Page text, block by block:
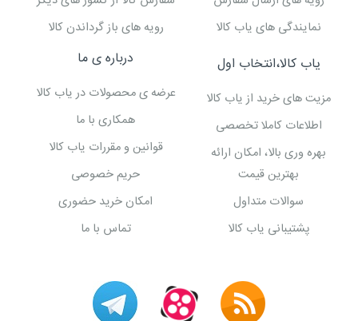
نمایندگی های یاب کالا
رویه های باز گرداندن کالا
یاب کالا،انتخاب اول
مزیت های خرید از یاب کالا
اطلاعات کاملا تخصصی
بهره وری بالا، امکان ارائه
بهترین قیمت
سوالات متداول
پشتیبانی یاب کالا
درباره ی ما
عرضه ی محصولات در یاب کالا
همکاری با ما
قوانین و مقررات یاب کالا
حریم خصوصی
امکان خرید حضوری
تماس با ما